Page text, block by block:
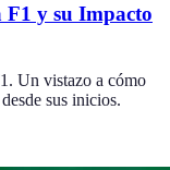
F1 y su Impacto
Un vistazo a cómo
sus inicios.